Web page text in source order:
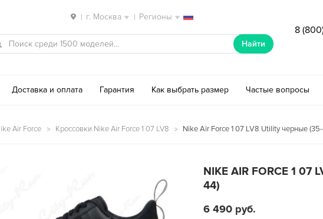
| г. Москва | Регионы
Найти
8
Доставка и оплата Гарантия Как выбрать размер Частые вопросы
Air Force Кроссовки Nike Air Force 1 07 LV8 Nike Air Force 1 07 LV8 Utility черные
NIKE AIR FORCE 1
44)
6 490 руб.